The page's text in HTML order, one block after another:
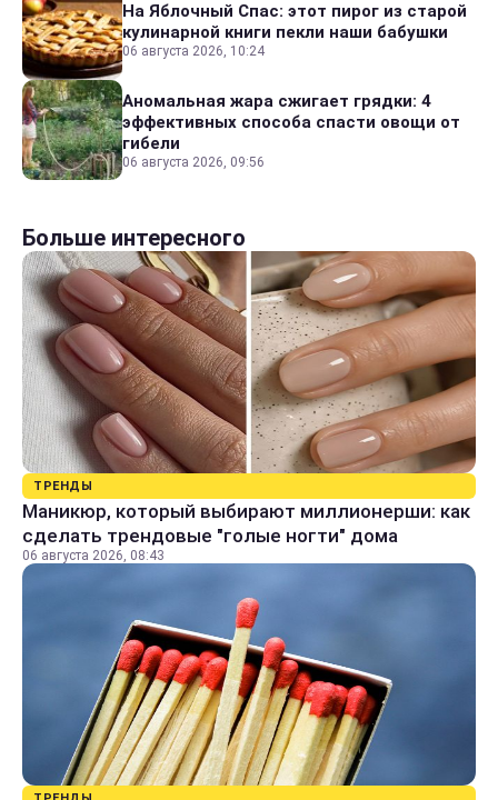
На Яблочный Спас: этот пирог из старой
кулинарной книги пекли наши бабушки
06 августа 2026, 10:24
Аномальная жара сжигает грядки: 4
эффективных способа спасти овощи от
гибели
06 августа 2026, 09:56
Больше интересного
ТРЕНДЫ
Маникюр, который выбирают миллионерши: как
сделать трендовые "голые ногти" дома
06 августа 2026, 08:43